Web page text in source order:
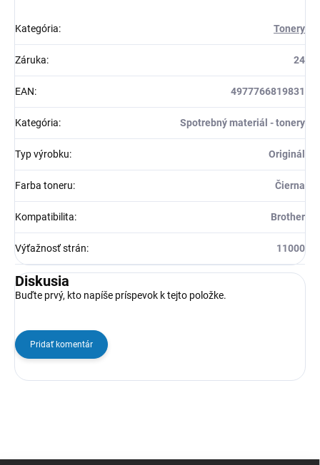
Kategória: Tonery
Záruka: 24
EAN: 4977766819831
Kategória: Spotrebný materiál - tonery
Typ výrobku: Originál
Farba toneru: Čierna
Kompatibilita: Brother
Výťažnosť strán: 11000
Diskusia
Buďte prvý, kto napíše príspevok k tejto položke.
Pridať komentár